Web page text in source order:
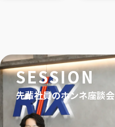
SESSION
先輩社員のホンネ座談会